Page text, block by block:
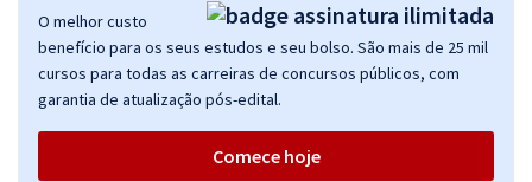
O melhor custo
benefício para os seus estudos e seu bolso. São mais de 25 mil
cursos para todas as carreiras de concursos públicos, com
garantia de atualização pós-edital.
Comece hoje